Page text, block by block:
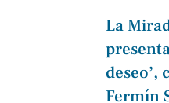
La
Fermín